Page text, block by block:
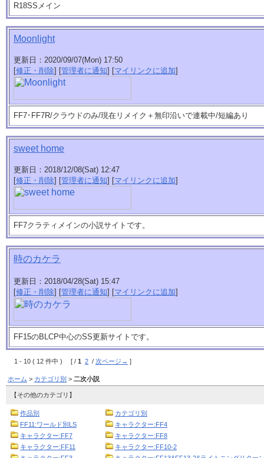
R18SSメイン
Moonlight
更新日：2020/09/07(Mon) 17:50
[修正・削除] [管理者に通知] [マイリンクに追加]
FF7･FF7R/クラウドのみ/現在リメイク＋無印沿いで連載中/短編あり
sweet home
更新日：2018/12/08(Sat) 12:47
[修正・削除] [管理者に通知] [マイリンクに追加]
FF7クラティメインの小説サイトです。
時のカケラ
更新日：2018/04/28(Sat) 15:47
[修正・削除] [管理者に通知] [マイリンクに追加]
FF15のBLCP中心のSS更新サイトです。
1 - 10 ( 12 件中 ) [ / 1 2 / 次ページ→ ]
ホーム > カテゴリ別 > 二次小説
【その他のカテゴリ】
作品別
カテゴリ別
FF11:ワールド別LS
キャラクター:FF4
キャラクター:FF7
キャラクター:FF8
キャラクター:FF11
キャラクター:FF10-2